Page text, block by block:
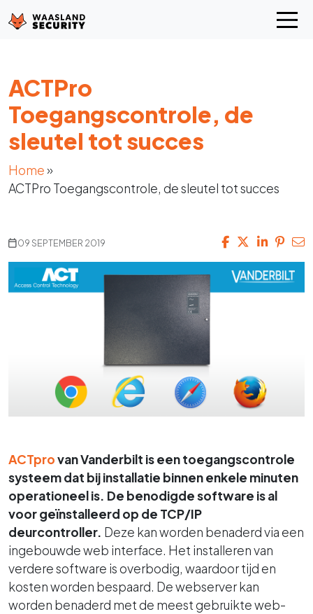
ACTPro
Toegangscontrole, de
sleutel tot succes
Home»
ACTPro Toegangscontrole, de sleutel tot succes
09 SEPTEMBER 2019
ACTprovan Vanderbilt is een toegangscontrole
systeem dat bij installatie binnen enkele minuten
operationeel is. De benodigde software is al
voor geïnstalleerd op de TCP/IP
deurcontroller. Deze kan worden benaderd via een
ingebouwde web interface. Het installeren van
verdere software is overbodig, waardoor tijd en
kosten worden bespaard. De webserver kan
worden benaderd met de meest gebruikte web-